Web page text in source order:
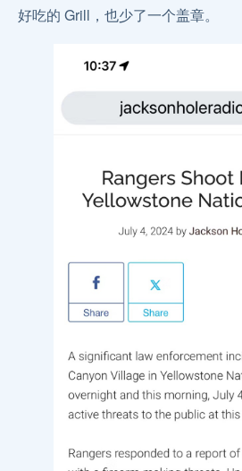
好吃的 Grill，也少了一个盖章。